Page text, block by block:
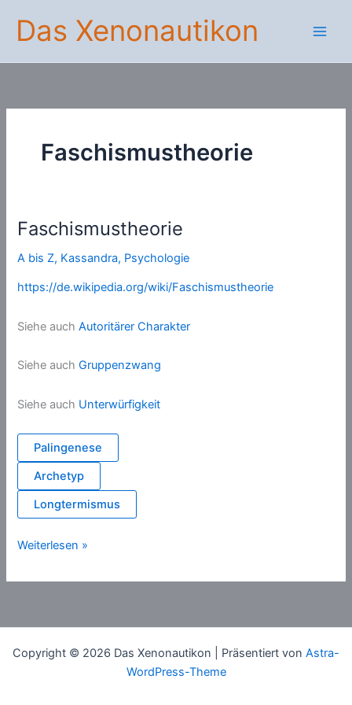
Inhalt
springen
Das Xenonautikon
Faschismustheorie
Faschismustheorie
A bis Z, Kassandra, Psychologie
https://de.wikipedia.org/wiki/Faschismustheorie
Siehe auchAutoritärer Charakter
Siehe auchGruppenzwang
Siehe auch Unterwürfigkeit
Palingenese
Archetyp
Longtermismus
Faschismustheorie
Weiterlesen »
Copyright © 2026 Das Xenonautikon | Präsentiert von Astra-
WordPress-Theme